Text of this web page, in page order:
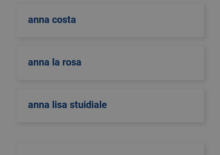
anna costa
anna la rosa
anna lisa stuidiale